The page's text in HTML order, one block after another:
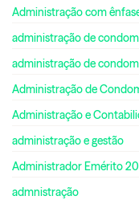
Administração com
administração de
administração de
Administração de
Administração e
administração e gestão
Administrador Emérito
admnistração